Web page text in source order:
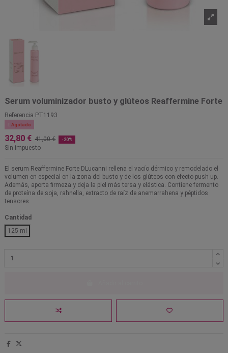
Serum voluminizador busto y glúteos Reaffermine Forte
Referencia PT1193
 Agotado
32,80 € 41,00 € -20%
Sin impuesto
El serum Reaffermine Forte DLucanni rellena el vacío dérmico y remodelado el
volumen en especial en la zona del busto y de los glúteos con efecto push up.
Además, aporta firmeza y deja la piel más tersa y elástica. Contiene fermento
de proteína de soja, rahnella, extracto de raíz de anemarrahena y péptidos
tensores.
Cantidad
125 ml